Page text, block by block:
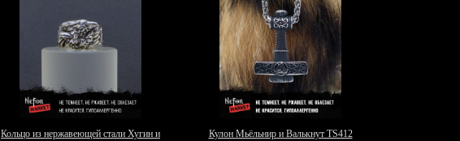
Кольцо из нержавеющей стали Хугин и
Кулон Мьёльнир и Валькнут TS412